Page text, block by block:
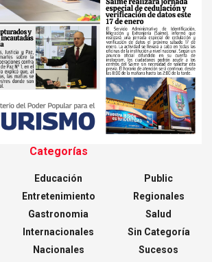
Categorías
Educación
Entretenimiento
Gastronomia
Internacionales
Nacionales
Public
Regionales
Salud
Sin Categoría
Sucesos